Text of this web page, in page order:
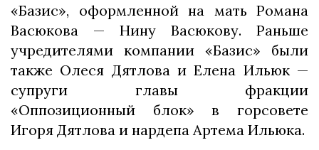
«Базис», оформленной на мать Романа
Васюкова — Нину Васюкову. Раньше
учредителями компании «Базис» были
также Олеся Дятлова и Елена Ильюк —
супруги главы фракции
«Оппозиционный блок» в горсовете
Игоря Дятлова и нардепа Артема Ильюка.